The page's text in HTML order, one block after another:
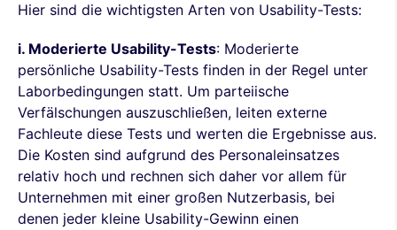
Hier sind die wichtigsten Arten von Usability-Tests:
i. Moderierte Usability-Tests: Moderierte
persönliche Usability-Tests finden in der Regel unter
Laborbedingungen statt. Um parteiische
Verfälschungen auszuschließen, leiten externe
Fachleute diese Tests und werten die Ergebnisse aus.
Die Kosten sind aufgrund des Personaleinsatzes
relativ hoch und rechnen sich daher vor allem für
Unternehmen mit einer großen Nutzerbasis, bei
denen jeder kleine Usability-Gewinn einen